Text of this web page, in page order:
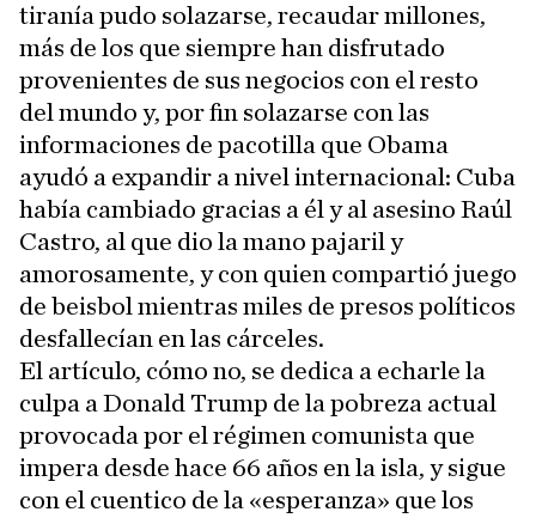
tiranía pudo solazarse, recaudar millones,
más de los que siempre han disfrutado
provenientes de sus negocios con el resto
del mundo y, por fin solazarse con las
informaciones de pacotilla que Obama
ayudó a expandir a nivel internacional: Cuba
había cambiado gracias a él y al asesino Raúl
Castro, al que dio la mano pajaril y
amorosamente, y con quien compartió juego
de beisbol mientras miles de presos políticos
desfallecían en las cárceles.
El artículo, cómo no, se dedica a echarle la
culpa a Donald Trump de la pobreza actual
provocada por el régimen comunista que
impera desde hace 66 años en la isla, y sigue
con el cuentico de la «esperanza» que los